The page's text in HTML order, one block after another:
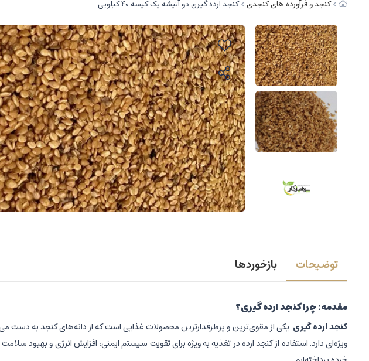
کنجد و فرآورده های کنجدی کنجد ارده گیری دو آتیشه یک کیسه 40 کیلویی
توضیحات بازخوردها
مقدمه: چرا کنجد ارده گیری؟
کنجد ارده گیری یکی از مقوی‌ترین و پرطرفدارترین محصولات غذایی است که از دانه‌های کنجد به دست
ویژه‌ای دارد. استفاده از کنجد ارده در تغذیه به ویژه برای تقویت سیستم ایمنی، افزایش انرژی و بهبود